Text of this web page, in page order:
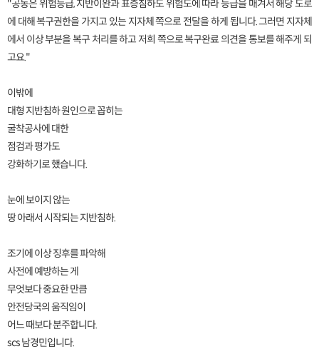
"공동은 위험등급, 지반이완과 표층침하도 위험도에 따라 등급을 매겨서 해당 도로
에 대해 복구권한을 가지고 있는 지자체 쪽으로 전달을 하게 됩니다. 그러면 지자체
에서 이상 부분을 복구 처리를 하고 저희 쪽으로 복구완료 의견을 통보를 해주게 되
고요."
이밖에
대형 지반침하 원인으로 꼽히는
굴착공사에 대한
점검과 평가도
강화하기로 했습니다.
눈에 보이지 않는
땅 아래서 시작되는 지반침하.
조기에 이상 징후를 파악해
사전에 예방하는 게
무엇보다 중요한 만큼
안전당국의 움직임이
어느 때보다 분주합니다.
scs 남경민입니다.